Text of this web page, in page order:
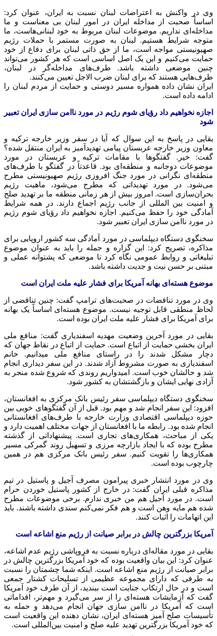
وی در واکنش به اعتراضات لبنان نسبت به ایران، عنوان کرد:
اساساً صحبت از مداخله ایران در امور لبنان بی معناست و ما
مداخله‌ای نداریم. موضوعات لبنان مربوط به خود لبنانی‌هاست، ما
متوجه شرایط هستیم. لبنان به صورت مستمر با حملات رژیم
صهیونیستی مواجه است، ما از حق ذاتی لبنان برای دفاع از خود
حمایت می‌کنیم و این یک اصل اساسی است که هر کشور می‌تواند
چنین موضعی داشته باشد. طرف‌های مداخله‌گر در لبنان،
طرف‌هایی هستند که برای لبنان ضرب الاجل تعیین می‌کنند.
ایران نشان داده همواره مسیر دوستی و حمایت از مردم لبنان را
ادامه داده است.
اجازه نخواهیم داد رؤیای شوم رژیم در مورد ناامن سازی ایران تعبیر
شود
بقایی در پاسخ به این سوال که آیا در سفر وزیر خارجه ترکیه و
معاون وزیر خارجه عربستان پیامی تهدیدآمیز به ایران منتقل شده؟
گفت: خیر. گفتگوها با مقامات ترکیه و عربستان در مورد
موضوعات دوجانبه و منطقه‌ای بود. قاعدتاً در گفتگو با طرف‌های
منطقه‌ای نگرانی در مورد جنگ افروزی رژیم صهیونیستی مطرح
می‌شود. در مورد تهدیداتی که مطرح می‌شود، ماهیت رژیم
بحران‌سازی است. امروز بیش از هر زمانی منطقه ما بر تهدید صلح
و امنیت بین
المللی از جانب رژیم اجماع دارند. در همه شرایط
آمادگی خود را حفظ می‌کنیم. اجازه نخواهیم داد رؤیای شوم رژیم
در مورد ناامن سازی ایران تعبیر شود.
سخنگوی دستگاه دیپلماسی در مورد آمادگی سه کشور اروپایی برای
مذاکره، تصریح کرد: این گزاره و جمله را باید به عنوان موضوع
تبلیغاتی و روابط عمومی نگاه کرد تا موضعی که پشتوانه عملی و
مبتنی بر حسن نیت و جدیت داشته باشد.
موضوع هسته‌ای بهانه آمریکا برای فشار علیه ملت ایران است
وی در مورد تناقضات در صحبت‌های ترامپ گفت: چنین تناقضی از
لحاظ منطقی قابل توجیه نیست. موضوع هسته‌ای اساساً یک بهانه
برای آمریکا برای فشار علیه ملت ایران بوده است.
بقایی در مورد آخرین وضعیت مهدیه اسفندیاری گفت: منافع ملی
ایران بخشی حمایت از اتباع است. حمایت از اتباع در نقاط جهان که
دچار مشکل شدند را در راستای منافع ملی میدانیم. خانم
اسفندیاری به صورت مشروط آزاد شدند. در این سفر دیداری انجام
شد و حالشان خوب است. امیدواریم روندی که شروع شده منجر به
آزادی نهایی ایشان و بازگشتشان به کشور شود.
سخنگوی دستگاه دیپلماسی سفر رئیس بانک مرکزی به افغانستان،
افزود: این سفر انجام شد و مهم بود. قبل از آن گفتگوهای خوبی بین
حوزه دیپلماسی اقتصادی وزارت خارجه با طرف‌های افغانستانی
انجام شده بود. رابطه ما با افغانستان از جهات مختلف اهمیت دارد و
یکی از مباحث، همکاری‌های تجاری است. پیشنهاداتی از گذشته
مطرح بوده که با ایجاد بازارچه مرزی و تسهیل روند گمرکی مسیر
همکاری‌ها را تقویت کنیم. سفر رئیس بانک مرکزی هم در همین
چارچوب بوده است.
وی در مورد انتشار خبری پیرامون مصرف آجیل و پاستیل در تیم
مذاکره قبلی ایران گفت: در خارج از کشور پاستیل خوردن حرام
است. در مورد آجیل هم من خبری ندارم. برخی موضوعات مطرح
شده هم مایه وهن است و هم فکر نمی‌کنم سندی داشته باشند. باید
این اتهامات را اثبات کنند.
آمریکا بزرگترین چالش در برابر صیانت از رژیم منع اشاعه است
بقایی در مورد مقاله‌ای درباره نسبت به فروپاشی رژیم عدم اشاعه،
عنوان کرد: این بیان واقعیت بوده که خود آمریکا بزرگترین چالش در
برابر صیانت از رژیم منع اشاعه است. اینکه شما چشمتان را نسبت
به طرفی که دارای مجموعه عظیمی از تسلیحات کشتار جمعی
است و در حال ارتکاب جنایت است ببندید، از آن طرف خود آمریکا
گفت که آزمایشات هسته‌ای را از سر می‌گیرد و مهم‌تر، اقداماتی
است که آمریکا در ناامن سازی جهان انجام می‌دهد و حمله به
تأسیسات صلح
آمیز هسته‌ای ایران، نشان دهنده این واقعیت است
که خود آمریکا بزرگترین تهدید علیه صلح و امنیت بین‌المللی است.